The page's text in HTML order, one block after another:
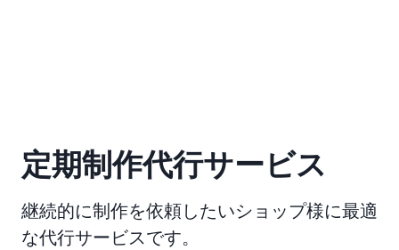
定期制作代行サービス
継続的に制作を依頼したいショップ様に最適
な代行サービスです。